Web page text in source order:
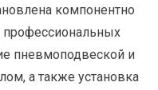
компонентно
пневмоподвеской и
а также установка